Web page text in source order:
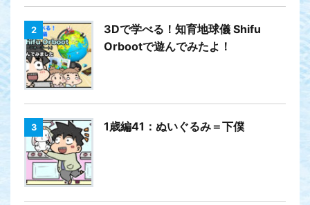
2
3Dで学べる！知育地球儀 Shifu
Orbootで遊んでみたよ！
3 1歳編41：ぬいぐるみ＝下僕